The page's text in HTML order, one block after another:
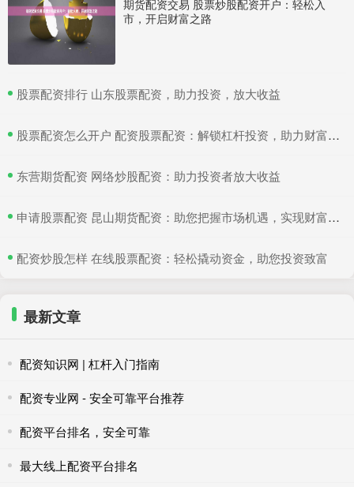
期货配资交易 股票炒股配资开户：轻松入
市，开启财富之路
​股票配资排行 山东股票配资，助力投资，放大收益
​股票配资怎么开户 配资股票配资：解锁杠杆投资，助力财富增值
​东营期货配资 网络炒股配资：助力投资者放大收益
​申请股票配资 昆山期货配资：助您把握市场机遇，实现财富梦想
​配资炒股怎样 在线股票配资：轻松撬动资金，助您投资致富
最新文章
配资知识网 | 杠杆入门指南
配资专业网 - 安全可靠平台推荐
配资平台排名，安全可靠
最大线上配资平台排名